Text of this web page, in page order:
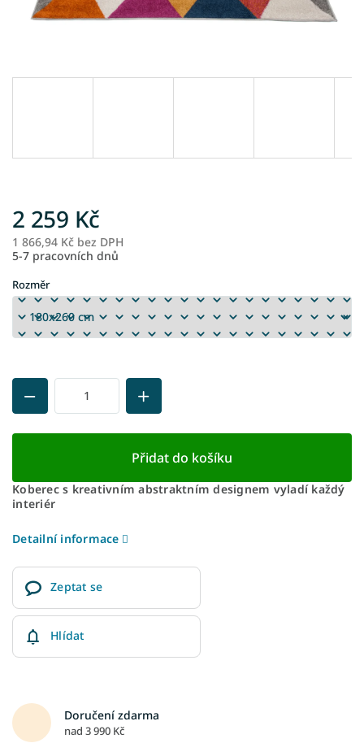
2 259 Kč
1 866,94 Kč bez DPH
5-7 pracovních dnů
Rozměr
Přidat do košíku
Koberec s kreativním abstraktním designem vyladí každý
interiér
Detailní informace
Zeptat se
Hlídat
Doručení zdarma
nad 3 990 Kč